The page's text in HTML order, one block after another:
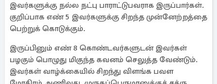
இவர்களுக்கு நல்ல நட்பு பாராட்டுபவராக இருப்பார்கள்.
குறிப்பாக எண் 5 இவர்களுக்கு சிறந்த முன்னேற்றத்தை
பெற்றுக் கொடுக்கும்.
இருப்பினும் எண் 8 கொண்டவர்களுடன் இவர்கள்
பழகும் பொழுது மிகுந்த கவனம் செலுத்த வேண்டும்.
இவர்கள் வாழ்க்கையில் சிறந்து விளங்க பவள